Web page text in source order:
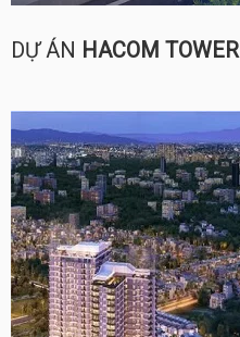
DỰ ÁN HACOM TOWER